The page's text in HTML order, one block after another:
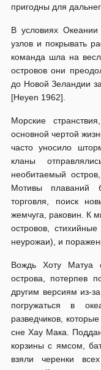
пригодны для
В условиях Океа­нии
узлов и покрывать
команда шла на
островов они
до Новой Зеландии
[Hey­en 1962].
Морские
основной чертой
часто уносило
кланы
необитаемый
Мотивы плаваний
торговля, поиск
жемчуга, раковин. К
островов,
неурожаи), и
Вождь Хоту Матуа
острова, потерпев
другим версиям из-
погружаться в
разведчиков,
сне Хау Мака.
корзины с ямсом,
взяли черенки